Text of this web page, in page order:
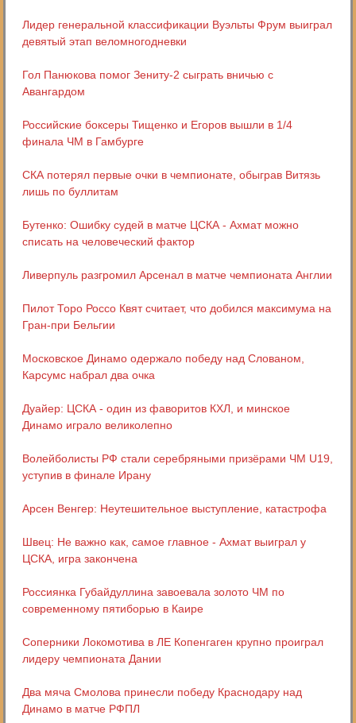
Лидер генеральной классификации Вуэльты Фрум выиграл
девятый этап веломногодневки
Гол Панюкова помог Зениту-2 сыграть вничью с
Авангардом
Российские боксеры Тищенко и Егоров вышли в 1/4
финала ЧМ в Гамбурге
СКА потерял первые очки в чемпионате, обыграв Витязь
лишь по буллитам
Бутенко: Ошибку судей в матче ЦСКА - Ахмат можно
списать на человеческий фактор
Ливерпуль разгромил Арсенал в матче чемпионата Англии
Пилот Торо Россо Квят считает, что добился максимума на
Гран-при Бельгии
Московское Динамо одержало победу над Слованом,
Карсумс набрал два очка
Дуайер: ЦСКА - один из фаворитов КХЛ, и минское
Динамо играло великолепно
Волейболисты РФ стали серебряными призёрами ЧМ U19,
уступив в финале Ирану
Арсен Венгер: Неутешительное выступление, катастрофа
Швец: Не важно как, самое главное - Ахмат выиграл у
ЦСКА, игра закончена
Россиянка Губайдуллина завоевала золото ЧМ по
современному пятиборью в Каире
Соперники Локомотива в ЛЕ Копенгаген крупно проиграл
лидеру чемпионата Дании
Два мяча Смолова принесли победу Краснодару над
Динамо в матче РФПЛ